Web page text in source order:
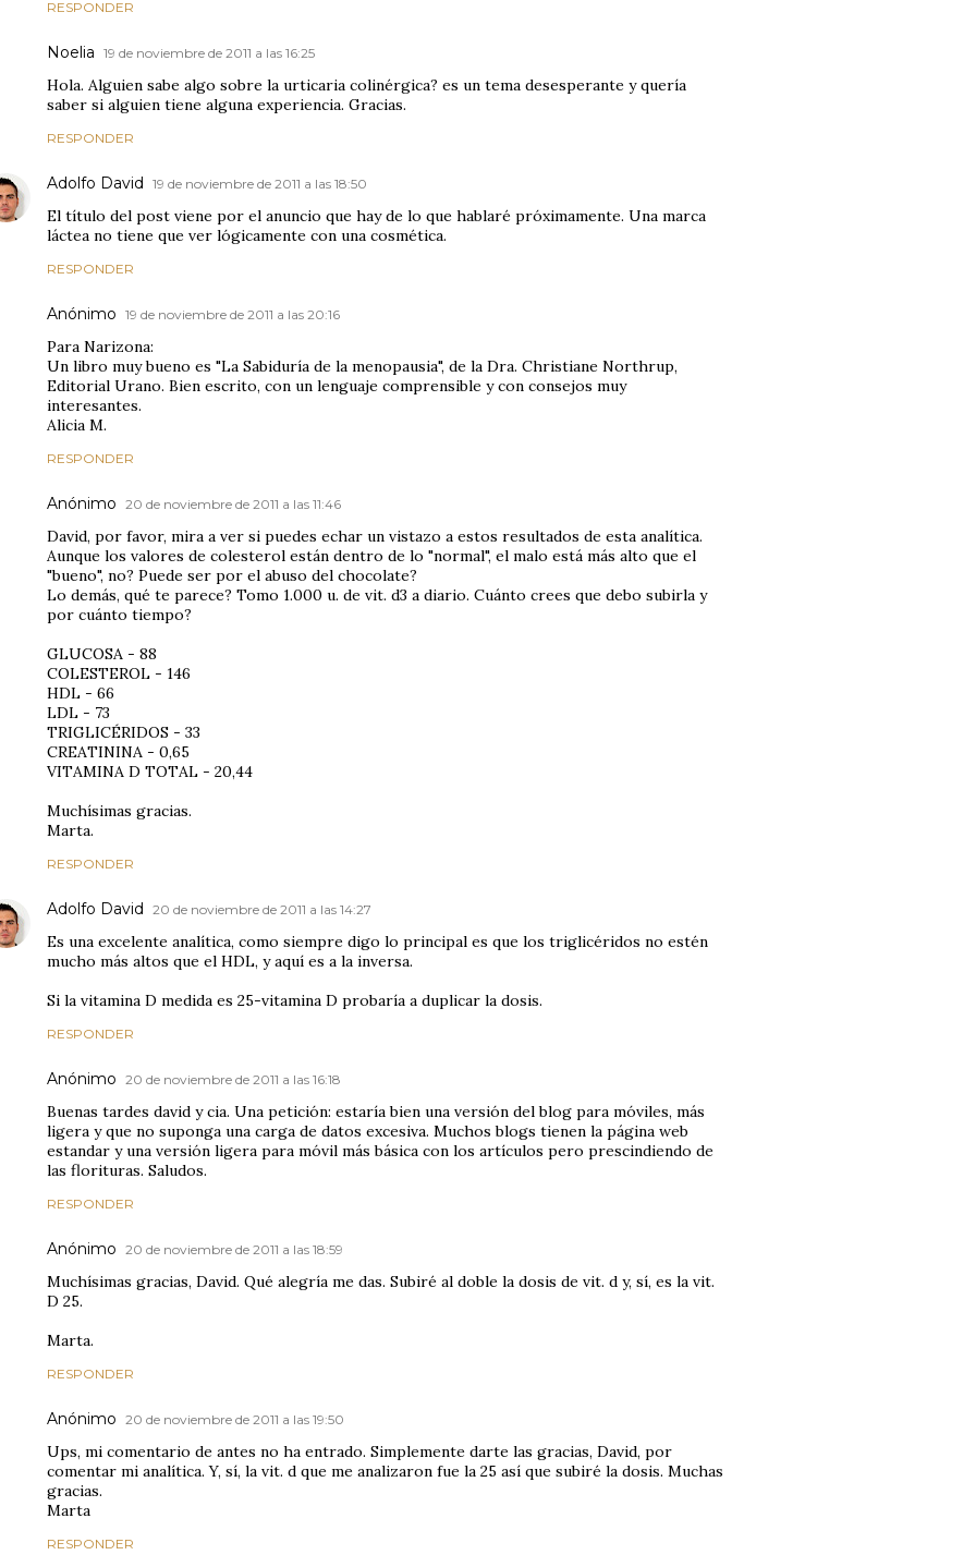
RESPONDER
Noelia 19 de noviembre de 2011 a las 16:25
Hola. Alguien sabe algo sobre la urticaria colinérgica? es un tema desesperante y quería
saber si alguien tiene alguna experiencia. Gracias.
RESPONDER
Adolfo David 19 de noviembre de 2011 a las 18:50
El título del post viene por el anuncio que hay de lo que hablaré próximamente. Una marca
láctea no tiene que ver lógicamente con una cosmética.
RESPONDER
Anónimo 19 de noviembre de 2011 a las 20:16
Para Narizona:
Un libro muy bueno es "La Sabiduría de la menopausia", de la Dra. Christiane Northrup,
Editorial Urano. Bien escrito, con un lenguaje comprensible y con consejos muy
interesantes.
Alicia M.
RESPONDER
Anónimo 20 de noviembre de 2011 a las 11:46
David, por favor, mira a ver si puedes echar un vistazo a estos resultados de esta analítica.
Aunque los valores de colesterol están dentro de lo "normal", el malo está más alto que el
"bueno", no? Puede ser por el abuso del chocolate?
Lo demás, qué te parece? Tomo 1.000 u. de vit. d3 a diario. Cuánto crees que debo subirla y
por cuánto tiempo?
GLUCOSA - 88
COLESTEROL - 146
HDL - 66
LDL - 73
TRIGLICÉRIDOS - 33
CREATININA - 0,65
VITAMINA D TOTAL - 20,44
Muchísimas gracias.
Marta.
RESPONDER
Adolfo David 20 de noviembre de 2011 a las 14:27
Es una excelente analítica, como siempre digo lo principal es que los triglicéridos no estén
mucho más altos que el HDL, y aquí es a la inversa.
Si la vitamina D medida es 25-vitamina D probaría a duplicar la dosis.
RESPONDER
Anónimo 20 de noviembre de 2011 a las 16:18
Buenas tardes david y cia. Una petición: estaría bien una versión del blog para móviles, más
ligera y que no suponga una carga de datos excesiva. Muchos blogs tienen la página web
estandar y una versión ligera para móvil más básica con los artículos pero prescindiendo de
las florituras. Saludos.
RESPONDER
Anónimo 20 de noviembre de 2011 a las 18:59
Muchísimas gracias, David. Qué alegría me das. Subiré al doble la dosis de vit. d y, sí, es la vit.
D 25.
Marta.
RESPONDER
Anónimo 20 de noviembre de 2011 a las 19:50
Ups, mi comentario de antes no ha entrado. Simplemente darte las gracias, David, por
comentar mi analítica. Y, sí, la vit. d que me analizaron fue la 25 así que subiré la dosis. Muchas
gracias.
Marta
RESPONDER